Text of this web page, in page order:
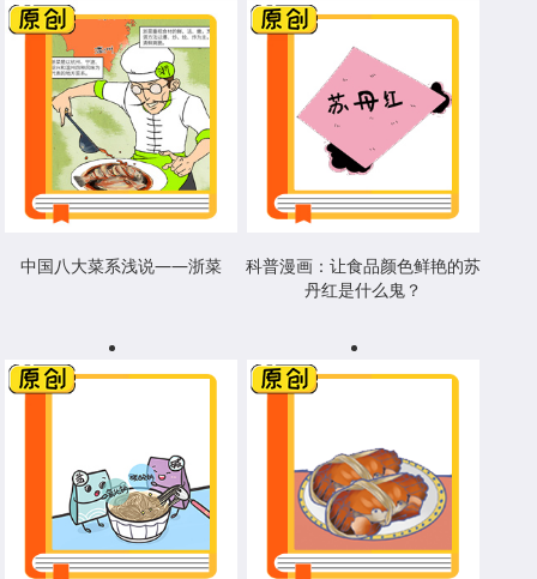
中国八大菜系浅说——浙菜
科普漫画：让食品颜色鲜艳的苏
丹红是什么鬼？